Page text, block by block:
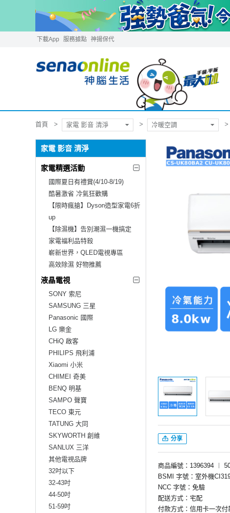
下載App 服務據點 神揚保代
首頁 家電 影音 清淨 冷暖空調
家電 影音 清淨
家電精選活動
國際夏日有禮賞(4/10-8/19)
酷暑激省 冷氣狂歡購
【限時瘋搶】Dyson造型家電6折
up
【除濕機】告別潮濕一機搞定
家電福利品特殺
嶄新世界，QLED電視專區
高效除濕 好物推薦
液晶電視
SONY 索尼
SAMSUNG 三星
Panasonic 國際
LG 樂金
CHiQ 啟客
PHILIPS 飛利浦
Xiaomi 小米
CHIMEI 奇美
BENQ 明基
SAMPO 聲寶
TECO 東元
TATUNG 大同
SKYWORTH 創維
SANLUX 三洋
其他電視品牌
32吋以下
32-43吋
44-50吋
51-59吋
分享
商品編號：1396394 ︱
BSMI 字號：室外機
NCC 字號：免驗
配送方式：宅配
付款方式：信用卡一次付